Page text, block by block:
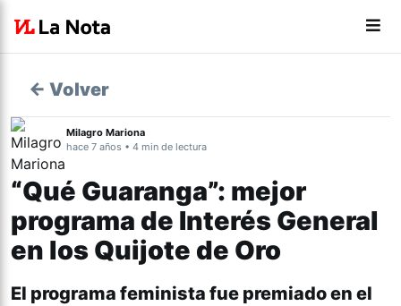
← Volver
Milagro Mariona
hace 7 años • 4 min de lectura
“Qué Guaranga”: mejor
programa de Interés General
en los Quijote de Oro
El programa feminista fue premiado en el